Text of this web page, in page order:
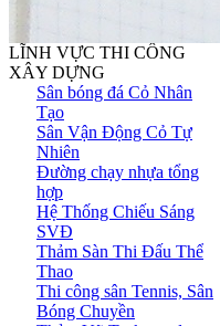
LĨNH VỰC THI CÔNG
XÂY DỰNG
Sân bóng đá Cỏ Nhân
Tạo
Sân Vận Động Cỏ Tự
Nhiên
Đường chạy nhựa tổng
hợp
Hệ Thống Chiếu Sáng
SVĐ
Thảm Sàn Thi Đấu Thể
Thao
Thi công sân Tennis, Sân
Bóng Chuyền